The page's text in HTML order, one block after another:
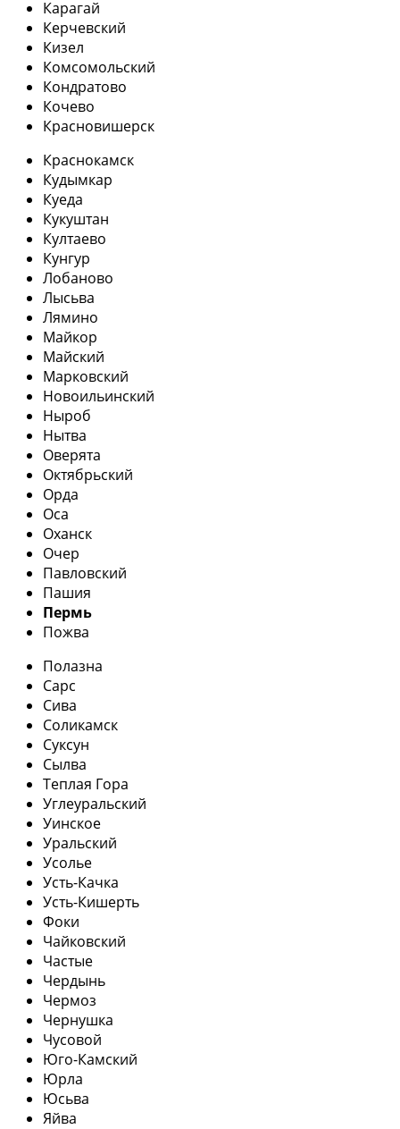
Карагай
Керчевский
Кизел
Комсомольский
Кондратово
Кочево
Красновишерск
Краснокамск
Кудымкар
Куеда
Кукуштан
Култаево
Кунгур
Лобаново
Лысьва
Лямино
Майкор
Майский
Марковский
Новоильинский
Ныроб
Нытва
Оверята
Октябрьский
Орда
Оса
Оханск
Очер
Павловский
Пашия
Пермь
Пожва
Полазна
Сарс
Сива
Соликамск
Суксун
Сылва
Теплая Гора
Углеуральский
Уинское
Уральский
Усолье
Усть-Качка
Усть-Кишерть
Фоки
Чайковский
Частые
Чердынь
Чермоз
Чернушка
Чусовой
Юго-Камский
Юрла
Юсьва
Яйва